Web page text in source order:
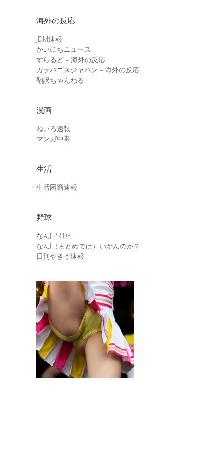
海外の反応
JDM速報
かいにちニュース
すらるど – 海外の反応
ガラパゴスジャパン – 海外の反応
翻訳ちゃんねる
漫画
ねいろ速報
マンガ中毒
生活
生活困窮速報
野球
なんJ PRIDE
なんJ（まとめては）いかんのか？
日刊やきう速報